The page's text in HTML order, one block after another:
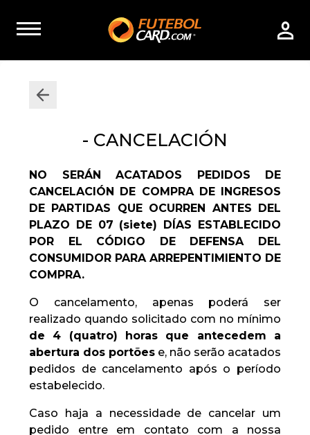
- CANCELACIÓN
NO SERÁN ACATADOS PEDIDOS DE
CANCELACIÓN DE COMPRA DE INGRESOS
DE PARTIDAS QUE OCURREN ANTES DEL
PLAZO DE 07 (siete) DÍAS ESTABLECIDO
POR EL CÓDIGO DE DEFENSA DEL
CONSUMIDOR PARA ARREPENTIMIENTO DE
COMPRA.
O cancelamento, apenas poderá ser
realizado quando solicitado com no mínimo
de 4 (quatro) horas que antecedem a
abertura dos portões e, não serão acatados
pedidos de cancelamento após o período
estabelecido.
Caso haja a necessidade de cancelar um
pedido entre em contato com a nossa